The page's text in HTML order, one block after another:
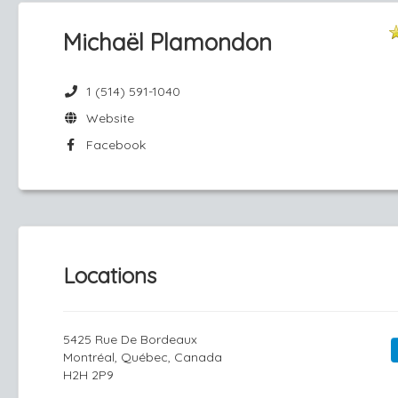
Michaël Plamondon
1 (514) 591-1040
Website
Facebook
Locations
5425 Rue De Bordeaux
Montréal, Québec, Canada
H2H 2P9